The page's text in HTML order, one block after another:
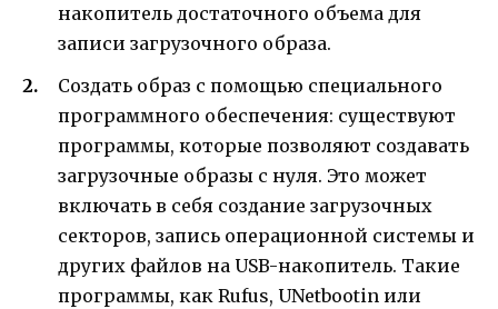
накопитель достаточного объема для
записи загрузочного образа.
Создать образ с помощью специального
программного обеспечения: существуют
программы, которые позволяют создавать
загрузочные образы с нуля. Это может
включать в себя создание загрузочных
секторов, запись операционной системы и
других файлов на USB-накопитель. Такие
программы, как Rufus, UNetbootin или